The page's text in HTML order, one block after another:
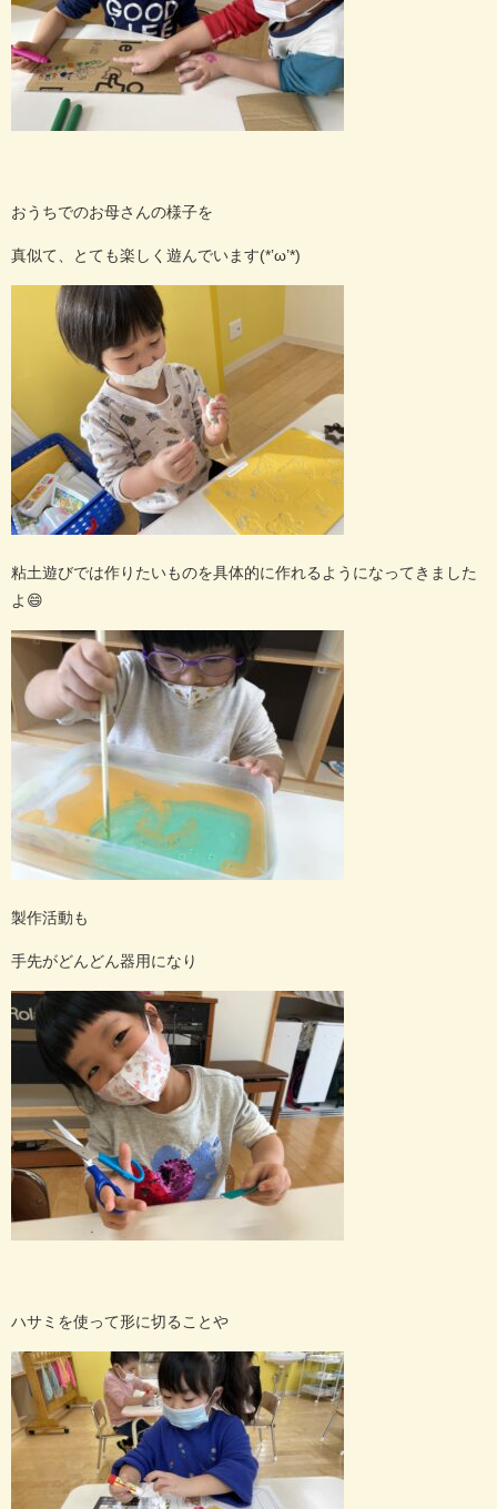
おうちでのお母さんの様子を
真似て、とても楽しく遊んでいます(*’ω’*)
粘土遊びでは作りたいものを具体的に作れるようになってきました
よ😄
製作活動も
手先がどんどん器用になり
ハサミを使って形に切ることや